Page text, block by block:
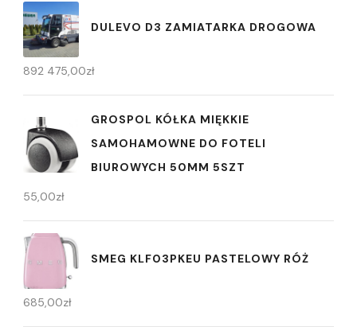
DULEVO D3 ZAMIATARKA DROGOWA
892 475,00zł
GROSPOL KÓŁKA MIĘKKIE
SAMOHAMOWNE DO FOTELI
BIUROWYCH 50MM 5SZT
55,00zł
SMEG KLF03PKEU PASTELOWY RÓŻ
685,00zł